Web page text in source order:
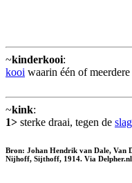
~kinderkooi:
kooi waarin één of
~kink:
1> sterke draai, tegen de slag
Bron: Johan Hendrik van Dale, Van
Nijhoff, Sijthoff, 1914. Via Delpher.nl